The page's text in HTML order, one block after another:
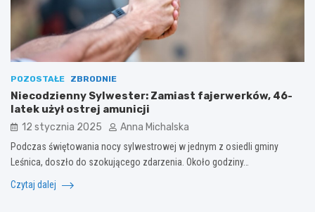
POZOSTAŁE ZBRODNIE
Niecodzienny Sylwester: Zamiast fajerwerków, 46-
latek użył ostrej amunicji
12 stycznia 2025 Anna Michalska
Podczas świętowania nocy sylwestrowej w jednym z osiedli gminy
Leśnica, doszło do szokującego zdarzenia. Około godziny…
Czytaj dalej